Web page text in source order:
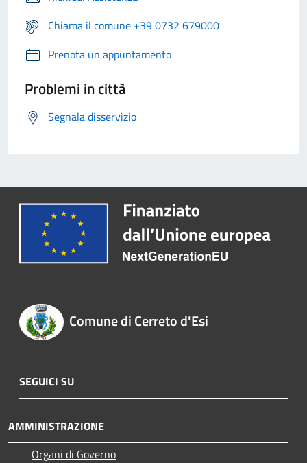
Chiama il comune +39 0732 679000
Prenota un appuntamento
Problemi in città
Segnala disservizio
Comune di Cerreto d'Esi
SEGUICI SU
AMMINISTRAZIONE
Organi di Governo